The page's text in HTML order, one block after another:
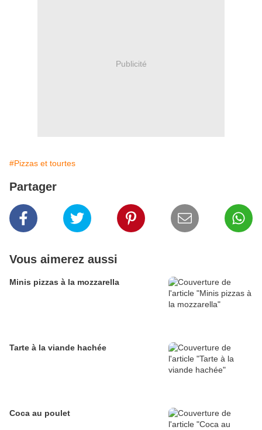
Publicité
#Pizzas et tourtes
Partager
Vous aimerez aussi
Minis pizzas à la mozzarella
Tarte à la viande hachée
Coca au poulet